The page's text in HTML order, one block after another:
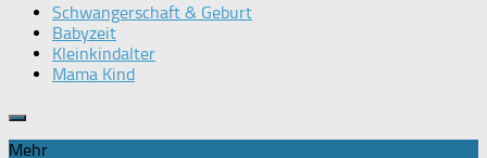
Schwangerschaft & Geburt
Babyzeit
Kleinkindalter
Mama Kind
Mehr